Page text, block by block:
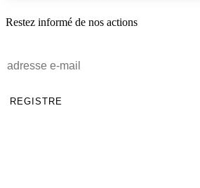
Restez informé de nos actions
REGISTRE